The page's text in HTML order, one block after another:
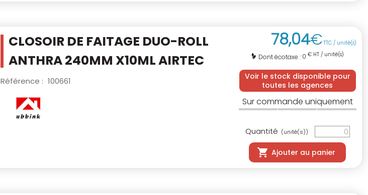
CLOSOIR DE FAITAGE DUO-ROLL
ANTHRA 240MM X10ML AIRTEC
Référence : 100661
78,04€TTC / unité(s)
Dont écotaxe : 0 € HT / unité(s)
Voir le stock disponible pour
toutes les agences
Sur commande uniquement
Quantité (unité(s))
Ajouter au panier